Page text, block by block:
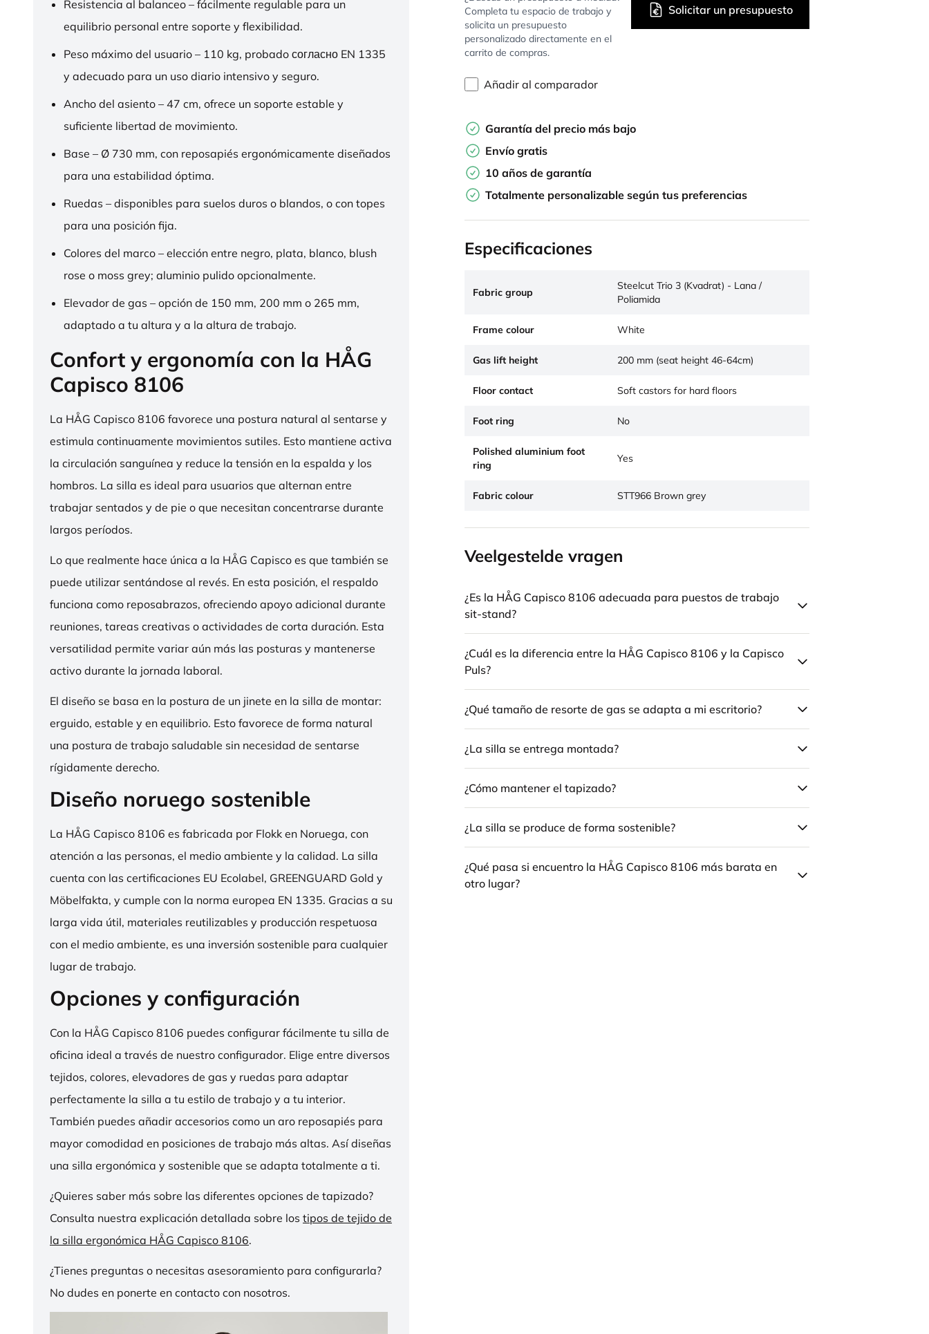
Resistencia al balanceo – fácilmente regulable para un
equilibrio personal entre soporte y flexibilidad.
Peso máximo del usuario – 110 kg, probado согласно EN 1335
y adecuado para un uso diario intensivo y seguro.
Ancho del asiento – 47 cm, ofrece un soporte estable y
suficiente libertad de movimiento.
Base – Ø 730 mm, con reposapiés ergonómicamente diseñados
para una estabilidad óptima.
Ruedas – disponibles para suelos duros o blandos, o con topes
para una posición fija.
Colores del marco – elección entre negro, plata, blanco, blush
rose o moss grey; aluminio pulido opcionalmente.
Elevador de gas – opción de 150 mm, 200 mm o 265 mm,
adaptado a tu altura y a la altura de trabajo.
Confort y ergonomía con la HÅG
Capisco 8106
La HÅG Capisco 8106 favorece una postura natural al sentarse y
estimula continuamente movimientos sutiles. Esto mantiene activa
la circulación sanguínea y reduce la tensión en la espalda y los
hombros. La silla es ideal para usuarios que alternan entre
trabajar sentados y de pie o que necesitan concentrarse durante
largos períodos.
Lo que realmente hace única a la HÅG Capisco es que también se
puede utilizar sentándose al revés. En esta posición, el respaldo
funciona como reposabrazos, ofreciendo apoyo adicional durante
reuniones, tareas creativas o actividades de corta duración. Esta
versatilidad permite variar aún más las posturas y mantenerse
activo durante la jornada laboral.
El diseño se basa en la postura de un jinete en la silla de montar:
erguido, estable y en equilibrio. Esto favorece de forma natural
una postura de trabajo saludable sin necesidad de sentarse
rígidamente derecho.
Diseño noruego sostenible
La HÅG Capisco 8106 es fabricada por Flokk en Noruega, con
atención a las personas, el medio ambiente y la calidad. La silla
cuenta con las certificaciones EU Ecolabel, GREENGUARD Gold y
Möbelfakta, y cumple con la norma europea EN 1335. Gracias a su
larga vida útil, materiales reutilizables y producción respetuosa
con el medio ambiente, es una inversión sostenible para cualquier
lugar de trabajo.
Opciones y configuración
Con la HÅG Capisco 8106 puedes configurar fácilmente tu silla de
oficina ideal a través de nuestro configurador. Elige entre diversos
tejidos, colores, elevadores de gas y ruedas para adaptar
perfectamente la silla a tu estilo de trabajo y a tu interior.
También puedes añadir accesorios como un aro reposapiés para
mayor comodidad en posiciones de trabajo más altas. Así diseñas
una silla ergonómica y sostenible que se adapta totalmente a ti.
¿Quieres saber más sobre las diferentes opciones de tapizado?
Consulta nuestra explicación detallada sobre los tipos de tejido de
la silla ergonómica HÅG Capisco 8106.
¿Tienes preguntas o necesitas asesoramiento para configurarla?
No dudes en ponerte en contacto con nosotros.
Completa tu espacio de trabajo y
solicita un presupuesto
personalizado directamente en el
carrito de compras.
Solicitar un presupuesto
Añadir al comparador
Garantía del precio más bajo
Envío gratis
10 años de garantía
Totalmente personalizable según tus preferencias
Especificaciones
Fabric group
Steelcut Trio 3 (Kvadrat) - Lana /
Poliamida
Frame colour White
Gas lift height 200 mm (seat height 46-64cm)
Floor contact Soft castors for hard floors
Foot ring No
Polished aluminium foot
ring
Yes
Fabric colour STT966 Brown grey
Veelgestelde vragen
¿Es la HÅG Capisco 8106 adecuada para puestos de trabajo
sit-stand?
¿Cuál es la diferencia entre la HÅG Capisco 8106 y la Capisco
Puls?
¿Qué tamaño de resorte de gas se adapta a mi escritorio?
¿La silla se entrega montada?
¿Cómo mantener el tapizado?
¿La silla se produce de forma sostenible?
¿Qué pasa si encuentro la HÅG Capisco 8106 más barata en
otro lugar?